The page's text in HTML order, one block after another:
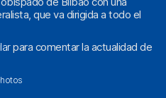
que va dirigida a todo el
para comentar la actualidad de